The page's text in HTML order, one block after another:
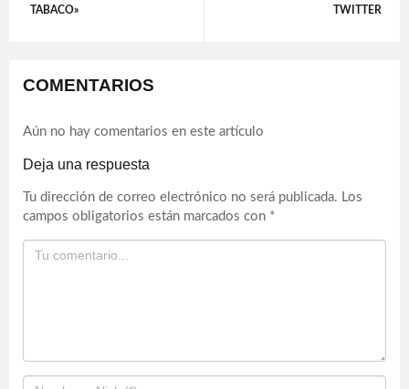
TABACO» TWITTER
COMENTARIOS
Aún no hay comentarios en este artículo
Deja una respuesta
Tu dirección de correo electrónico no será publicada. Los
campos obligatorios están marcados con *